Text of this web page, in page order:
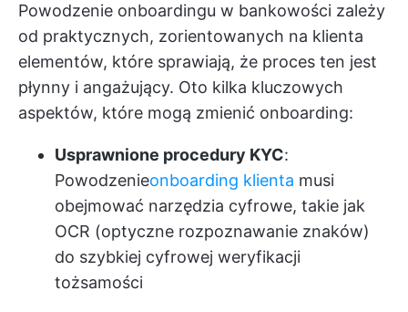
Powodzenie onboardingu w bankowości zależy
od praktycznych, zorientowanych na klienta
elementów, które sprawiają, że proces ten jest
płynny i angażujący. Oto kilka kluczowych
aspektów, które mogą zmienić onboarding:
Usprawnione procedury KYC:
Powodzenieonboarding klienta musi
obejmować narzędzia cyfrowe, takie jak
OCR (optyczne rozpoznawanie znaków)
do szybkiej cyfrowej weryfikacji
tożsamości